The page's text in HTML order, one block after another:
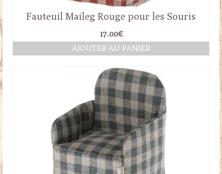
Fauteuil Maileg Rouge pour les Souris
17.00€
AJOUTER AU PANIER